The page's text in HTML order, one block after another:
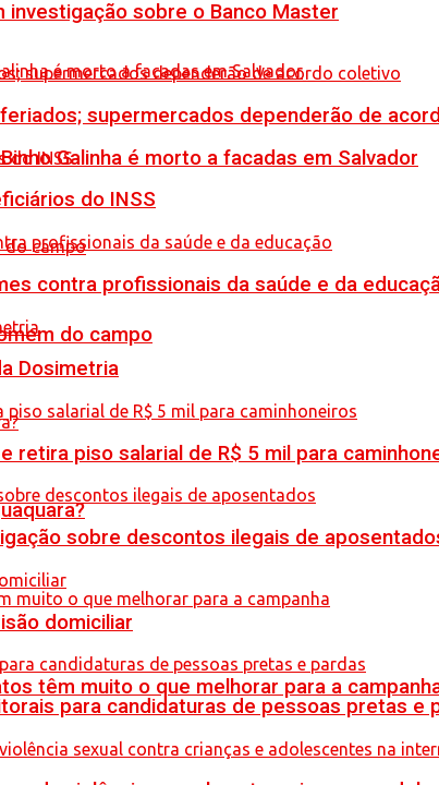
Galinha é morto a facadas em Salvador
do campo
têm muito o que melhorar para a
investigação sobre o Banco Master
supermercados dependerão de
do INSS
contra profissionais da saúde e da
Dosimetria
retira piso salarial de R$ 5 mil para
sobre descontos ilegais de
domiciliar
para candidaturas de pessoas pretas e